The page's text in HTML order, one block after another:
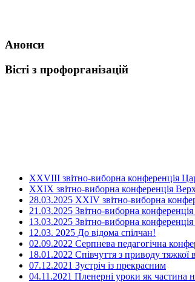
Анонси
Вісті з профорганізацій
ХХVIII звітно-виборна конференція
XXIX звітно-виборна конференція
28.03.2025 ХХІV звітно-виборна
21.03.2025 Звітно-виборна конференція
13.03.2025 Звітно-виборна конференція
12.03. 2025 До відома спілчан!
02.09.2022 Серпнева педагогічна
18.01.2022 Співчуття з приводу тяжкої
07.12.2021 Зустріч із прекрасним
04.11.2021 Пленерні уроки як частина